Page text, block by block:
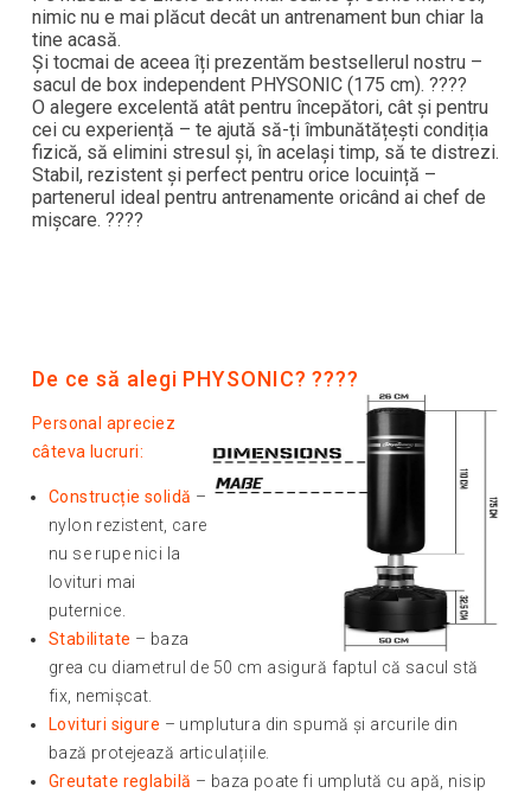
nimic nu e mai plăcut decât un antrenament bun chiar la
tine acasă.
Și tocmai de aceea îți prezentăm bestsellerul nostru –
sacul de box independent PHYSONIC (175 cm). ????
O alegere excelentă atât pentru începători, cât și pentru
cei cu experiență – te ajută să-ți îmbunătățești condiția
fizică, să elimini stresul și, în același timp, să te distrezi.
Stabil, rezistent și perfect pentru orice locuință –
partenerul ideal pentru antrenamente oricând ai chef de
mișcare. ????
De ce să alegi PHYSONIC? ????
Personal apreciez
câteva lucruri:
Construcție solidă –
nylon rezistent, care
nu se rupe nici la
lovituri mai
puternice.
Stabilitate – baza
grea cu diametrul de 50 cm asigură faptul că sacul stă
fix, nemișcat.
Lovituri sigure – umplutura din spumă și arcurile din
bază protejează articulațiile.
Greutate reglabilă – baza poate fi umplută cu apă, nisip